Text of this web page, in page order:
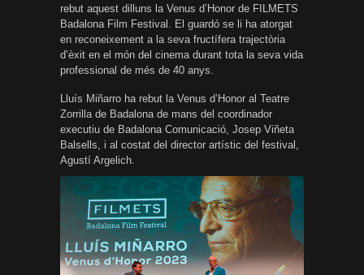
rebut aquest dilluns la Venus d’Honor de FILMETS
Badalona Film Festival. El guardó se li ha atorgat
en reconeixement a la seva fructífera trajectòria
d’èxit en el món del cinema durant tota la seva vida
professional de més de 40 anys.
Lluís Miñarro ha rebut la Venus d’Honor al Teatre
Zorrilla de Badalona de mans del coordinador
executiu de Badalona Comunicació, Josep Viñeta
Balsells, i al costat del director artístic del festival,
Agustí Argelich.